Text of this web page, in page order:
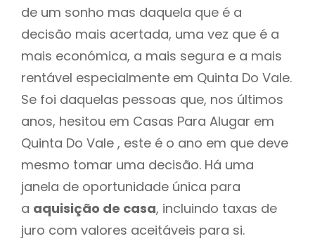
de um sonho mas daquela que é a
decisão mais acertada, uma vez que é a
mais económica, a mais segura e a mais
rentável especialmente em Quinta Do Vale.
Se foi daquelas pessoas que, nos últimos
anos, hesitou em Casas Para Alugar em
Quinta Do Vale , este é o ano em que deve
mesmo tomar uma decisão. Há uma
janela de oportunidade única para
a aquisição de casa, incluindo taxas de
juro com valores aceitáveis para si.